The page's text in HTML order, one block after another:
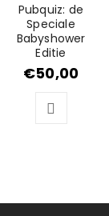
Pubquiz: de
Speciale
Babyshower
Editie
€50,00